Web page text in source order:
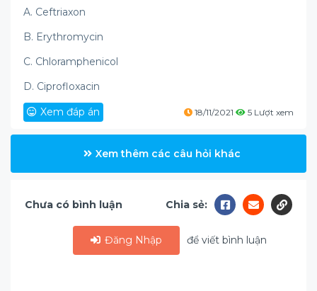
A. Ceftriaxon
B. Erythromycin
C. Chloramphenicol
D. Ciprofloxacin
Xem đáp án
18/11/2021 5 Lượt xem
Xem thêm các câu hỏi khác
Chưa có bình luận Chia sẻ:
Đăng Nhập để viết bình luận